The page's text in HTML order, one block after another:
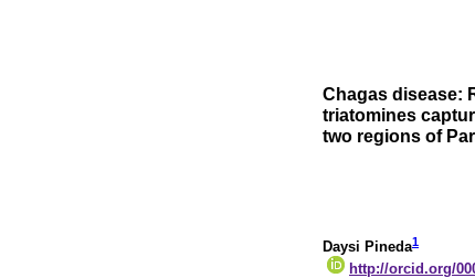
Chagas disease:
triatomines
two regions of
Daysi Pineda1
http://orcid.org/